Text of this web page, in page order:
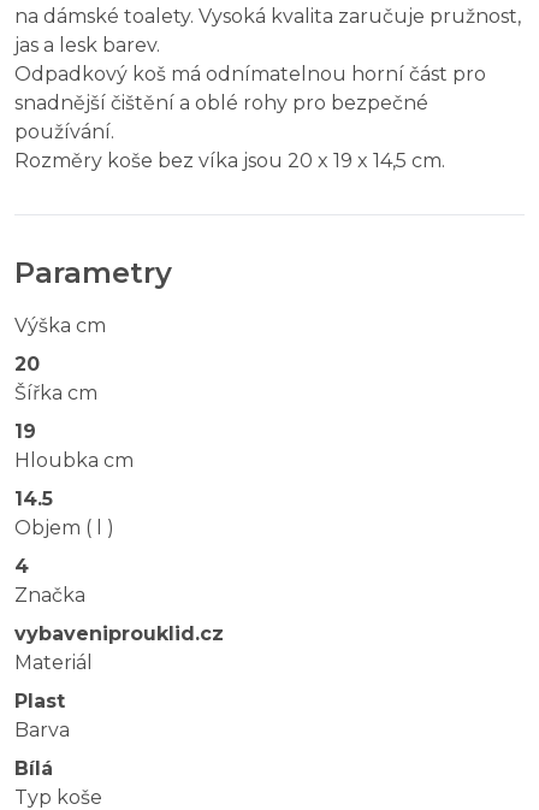
na dámské toalety. Vysoká kvalita zaručuje pružnost,
jas a lesk barev.
Odpadkový koš má odnímatelnou horní část pro
snadnější čištění a oblé rohy pro bezpečné
používání.
Rozměry koše bez víka jsou 20 x 19 x 14,5 cm.
Parametry
Výška cm
20
Šířka cm
19
Hloubka cm
14.5
Objem ( l )
4
Značka
vybaveniprouklid.cz
Materiál
Plast
Barva
Bílá
Typ koše